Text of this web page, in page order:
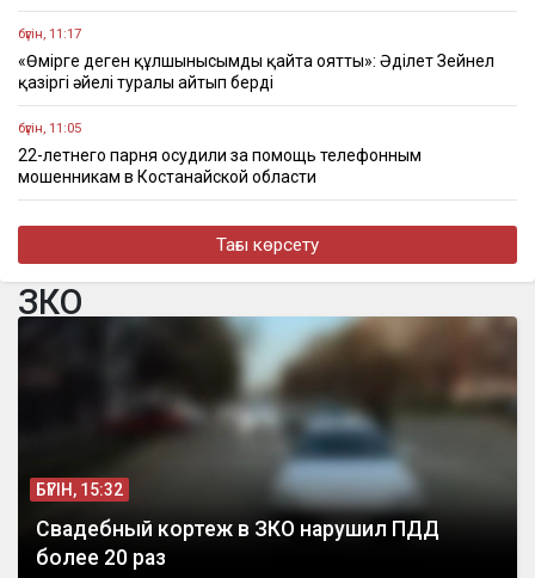
бүгін, 11:17
«Өмірге деген құлшынысымды қайта оятты»: Әділет Зейнел
қазіргі әйелі туралы айтып берді
бүгін, 11:05
22-летнего парня осудили за помощь телефонным
мошенникам в Костанайской области
бүгін, 10:43
«Дұғада болайық»: МузАРТ тобының әншісі Кенжебек
бүгін, 10:42
Самородное золото незаконно добывали в Кызылординской
Тағы көрсету
ЗКО
БҮГІН, 15:32
Свадебный кортеж в ЗКО нарушил ПДД
более 20 раз